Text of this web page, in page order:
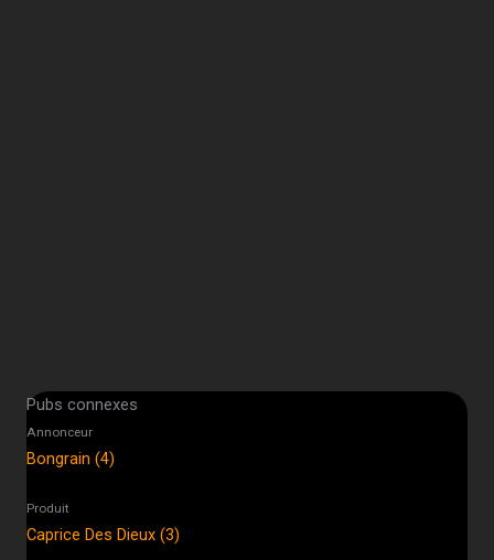
Pubs connexes
Annonceur
Bongrain (4)
Produit
Caprice Des Dieux (3)